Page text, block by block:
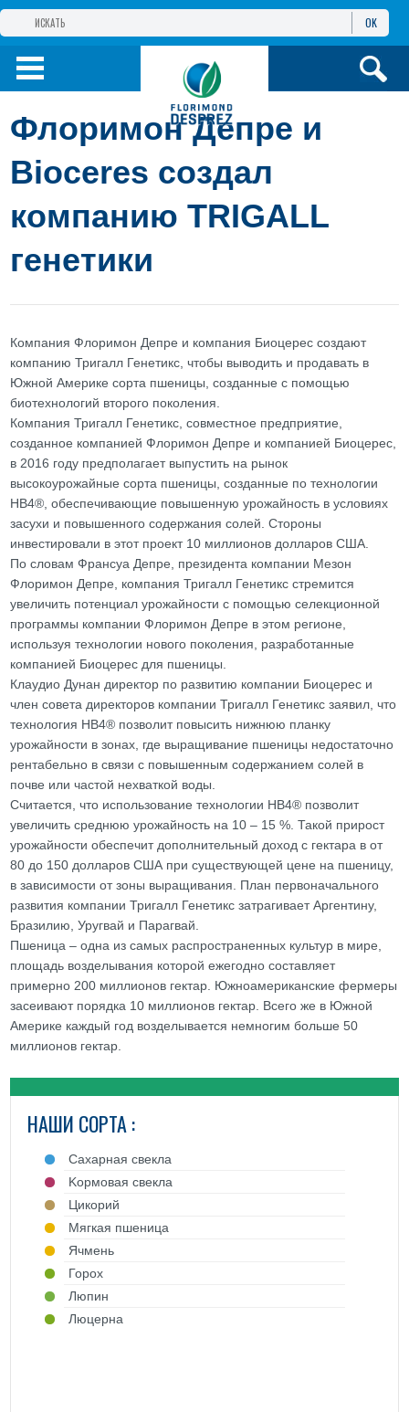
ГРУППА КОМПАНИЙ ФЛОРИМОН
ДЕПРЕ
ФЛОРИМОН ДЕПРЕ ЕВРАЗИЯ
ПРОДУКТЫ
ИНФОРМАЦИЯ ИУСЛУГИ
OK
Флоримон Депре и
Bioceres создал
компанию TRIGALL
генетики
Компания Флоримон Депре и компания Биоцерес создают
компанию Тригалл Генетикс, чтобы выводить и продавать в
Южной Америке сорта пшеницы, созданные с помощью
биотехнологий второго поколения.
Компания Тригалл Генетикс, совместное предприятие,
созданное компанией Флоримон Депре и компанией Биоцерес,
в 2016 году предполагает выпустить на рынок
высокоурожайные сорта пшеницы, созданные по технологии
HB4®, обеспечивающие повышенную урожайность в условиях
засухи и повышенного содержания солей. Стороны
инвестировали в этот проект 10 миллионов долларов США.
По словам Франсуа Депре, президента компании Мезон
Флоримон Депре, компания Тригалл Генетикс стремится
увеличить потенциал урожайности с помощью селекционной
программы компании Флоримон Депре в этом регионе,
используя технологии нового поколения, разработанные
компанией Биоцерес для пшеницы.
Клаудио Дунан директор по развитию компании Биоцерес и
член совета директоров компании Тригалл Генетикс заявил, что
технология HB4® позволит повысить нижнюю планку
урожайности в зонах, где выращивание пшеницы недостаточно
рентабельно в связи с повышенным содержанием солей в
почве или частой нехваткой воды.
Считается, что использование технологии HB4® позволит
увеличить среднюю урожайность на 10 – 15 %. Такой прирост
урожайности обеспечит дополнительный доход с гектара в от
80 до 150 долларов США при существующей цене на пшеницу,
в зависимости от зоны выращивания. План первоначального
развития компании Тригалл Генетикс затрагивает Аргентину,
Бразилию, Уругвай и Парагвай.
Пшеница – одна из самых распространенных культур в мире,
площадь возделывания которой ежегодно составляет
примерно 200 миллионов гектар. Южноамериканские фермеры
засеивают порядка 10 миллионов гектар. Всего же в Южной
Америке каждый год возделывается немногим больше 50
миллионов гектар.
НАШИ СОРТА :
Cахарная свекла
Kормовая свекла
Цикорий
Mягкая пшеница
Ячмень
Горох
Люпин
Люцерна